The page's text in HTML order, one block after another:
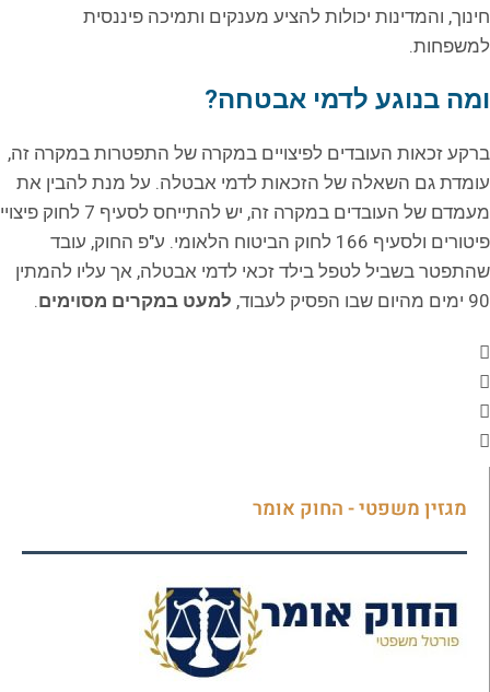
חינוך, והמדינות יכולות להציע מענקים ותמיכה פיננסית
למשפחות.
ומה בנוגע לדמי אבטחה?
ברקע זכאות העובדים לפיצויים במקרה של התפטרות במקרה זה,
עומדת גם השאלה של הזכאות לדמי אבטלה. על מנת להבין את
מעמדם של העובדים במקרה זה, יש להתייחס לסעיף 7 לחוק פיצויי
פיטורים ולסעיף 166 לחוק הביטוח הלאומי. ע"פ החוק, עובד
שהתפטר בשביל לטפל בילד זכאי לדמי אבטלה, אך עליו להמתין
90 ימים מהיום שבו הפסיק לעבוד,
למעט במקרים מסוימים.
מגזין משפטי - החוק אומר